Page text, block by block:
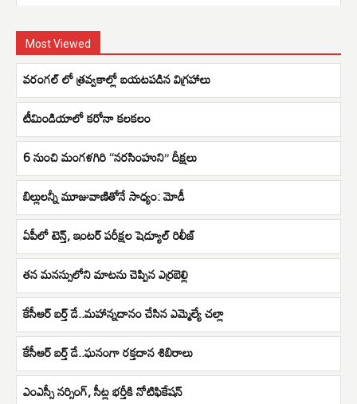
Most Viewed
వరంగల్ లో త్రవ్వకాల్లో బయటపడిన విగ్రహాలు
టీమిండియాలో కరోనా కలకలం
6 నుంచి మంగళగిరి “నరసింహుని” దీక్షలు
బిల్లులన్నీ మూజువాణితోనే సాధ్యం: మోడీ
ఏపీలో టెన్త్‌, ఇంటర్‌ పరీక్షల షెడ్యూల్‌ రిలీజ్
తన మనస్సులోని మాటను చెప్పిన ఎర్రబెల్లి
కేసీఆర్ బర్త్ డే..మహాన్నదానం చేసిన ఎమ్మెల్యే చల్లా
కేసీఆర్ బర్త్ డే..ఘనంగా రక్తదాన శిబిరాలు
ఎంఎస్సీ నర్సింగ్, సీట్ల భర్తీకి నోటిఫికేషన్